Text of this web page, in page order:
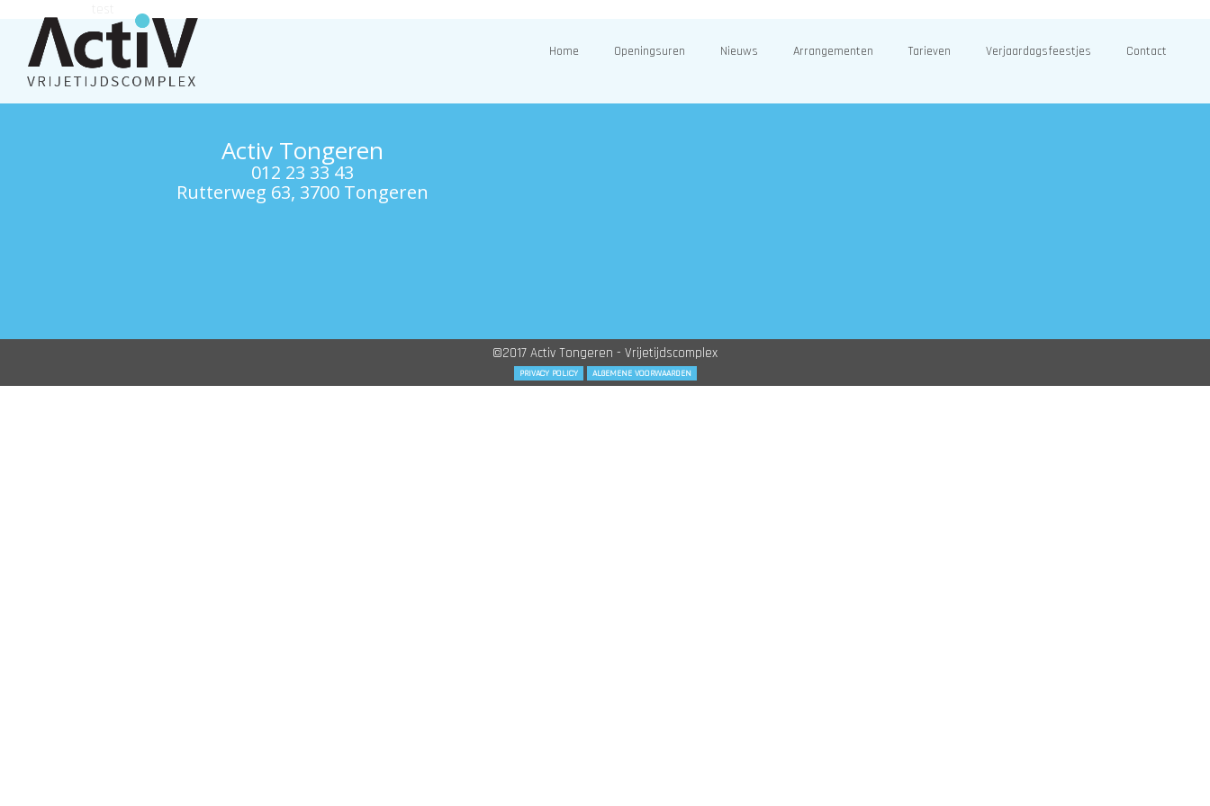
Home Openingsuren Nieuws Arrangementen Tarieven Verjaardagsfeestjes Contact
Activ Tongeren
012 23 33 43
Rutterweg 63, 3700 Tongeren
©2017 Activ Tongeren - Vrijetijdscomplex
PRIVACY POLICY ALGEMENE VOORWAARDEN